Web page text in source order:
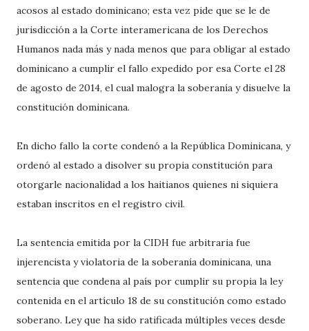
acosos al estado dominicano; esta vez pide que se le de
jurisdicción a la Corte interamericana de los Derechos
Humanos nada más y nada menos que para obligar al estado
dominicano a cumplir el fallo expedido por esa Corte el 28
de agosto de 2014, el cual malogra la soberanía y disuelve la
constitución dominicana.
En dicho fallo la corte condenó a la República Dominicana, y
ordenó al estado a disolver su propia constitución para
otorgarle nacionalidad a los haitianos quienes ni siquiera
estaban inscritos en el registro civil.
La sentencia emitida por la CIDH fue arbitraria fue
injerencista y violatoria de la soberanía dominicana, una
sentencia que condena al país por cumplir su propia la ley
contenida en el artículo 18 de su constitución como estado
soberano. Ley que ha sido ratificada múltiples veces desde